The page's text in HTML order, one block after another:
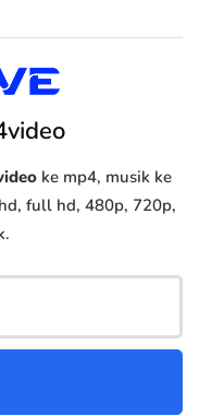
ke mp4, musik ke
full hd, 480p, 720p,